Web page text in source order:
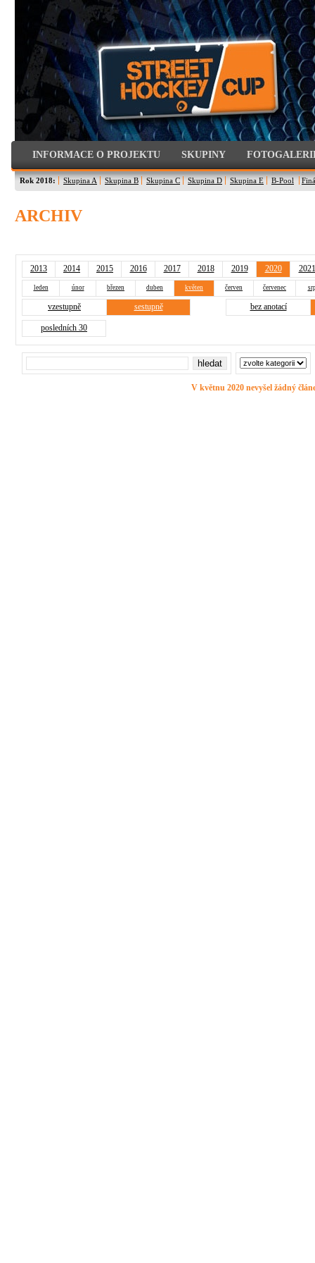
INFORMACE O PROJEKTU SKUPINY
Rok 2018: Skupina A Skupina B Skupina C Skupina D Skupina E B-Pool
ARCHIV
2013 2014 2015 2016 2017 2018 2019 2020 2021
leden únor březen duben květen červen červenec
vzestupně sestupně bez anotací
posledních 30
V květnu 2020 nevyšel žádný